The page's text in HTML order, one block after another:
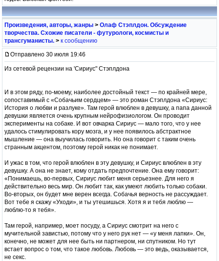
Произведения, авторы, жанры > Олаф Стэплдон. Обсуждение
творчества. Схожие писатели - футурологи, космисты и
трансгуманисты. > к сообщению
Отправлено 30 июля 19:46
Из сетевой рецензии на 'Сириус" Стэплдона
И в этом ряду, по-моему, наиболее достойный текст — по крайней мере,
сопоставимый с «Собачьим сердцем» — это роман Стэплдона «Сириус:
История о любви и разлуке». Там герой влюблен в девушку, а папа данной
девушки является очень крупным нейрофизиологом. Он проводит
эксперименты на собаке. И вот овчарка Сириус — мало того, что у нее
удалось стимулировать кору мозга, и у нее появилось абстрактное
мышление — она выучилась говорить. Но она говорит с таким очень
странным акцентом, поэтому герой никак не понимает.
И ужас в том, что герой влюблен в эту девушку, и Сириус влюблен в эту
девушку. А она не знает, кому отдать предпочтение. Она ему говорит:
«Понимаешь, во-первых, Сириус любит меня серьезнее. Для него я
действительно весь мир. Он любит так, как умеют любить только собаки.
Во-вторых, он будет мне верен всегда. Собачья верность не рассуждает.
Вот тебе я скажу «Уходи», и ты утешишься. Хотя я и тебя люблю —
люблю-то я тебя».
Там герой, например, моет посуду, а Сириус смотрит на него с
мучительной завистью, потому что у него рук нет — «у меня лапки». Он,
конечно, не может для нее быть ни партнером, ни спутником. Но тут
встает вопрос о том, что такое любовь. Любовь — это ведь, оказывается,
не секс.